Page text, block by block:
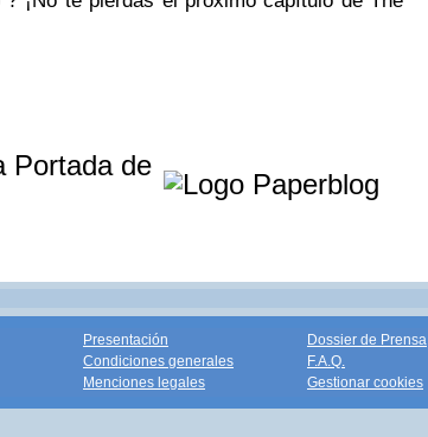
Portada de
Presentación
Condiciones generales
Menciones legales
Dossier de Prensa
F.A.Q.
Gestionar cookies